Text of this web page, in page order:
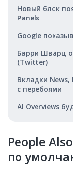
Новый блок
Panels
Google
Барри Шварц
(Twitter)
Вкладки News,
с перебоями
AI Overviews
People
по